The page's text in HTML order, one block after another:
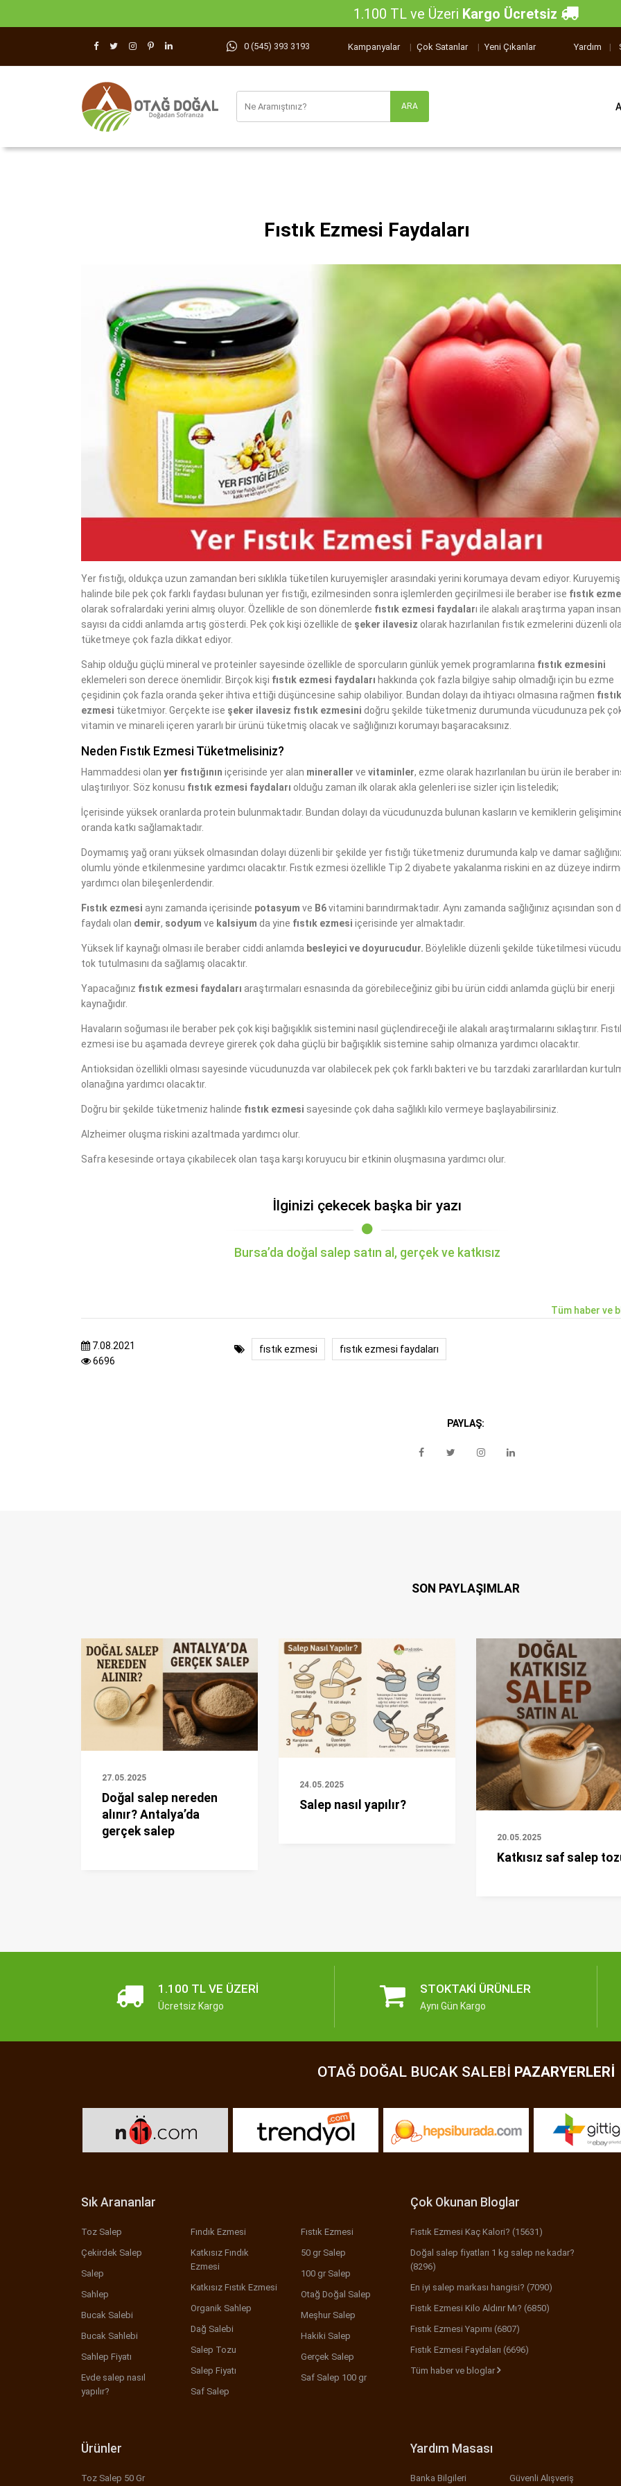
1.100 TL ve Üzeri Kargo Ücretsiz
0 (545) 393 3193 Kampanyalar | Çok Satanlar | Yeni Çıkanlar Yardım |
Fıstık Ezmesi Faydaları
Yer fıstığı, oldukça uzun zamandan beri sıklıkla tüketilen kuruyemişler arasındaki yerini korumaya devam ediyor. Kuruyemiş
halinde bile pek çok farklı faydası bulunan yer fıstığı, ezilmesinden sonra işlemlerden geçirilmesi ile beraber ise fıstık
olarak sofralardaki yerini almış oluyor. Özellikle de son dönemlerde fıstık ezmesi faydaları ile alakalı araştırma yapan
sayısı da ciddi anlamda artış gösterdi. Pek çok kişi özellikle de şeker ilavesiz olarak hazırlanılan fıstık ezmelerini düzenli
tüketmeye çok fazla dikkat ediyor.
Sahip olduğu güçlü mineral ve proteinler sayesinde özellikle de sporcuların günlük yemek programlarına fıstık ezmesini
eklemeleri son derece önemlidir. Birçok kişi fıstık ezmesi faydaları hakkında çok fazla bilgiye sahip olmadığı için bu ezme
çeşidinin çok fazla oranda şeker ihtiva ettiği düşüncesine sahip olabiliyor. Bundan dolayı da ihtiyacı olmasına rağmen fıstık
ezmesi tüketmiyor. Gerçekte ise şeker ilavesiz fıstık ezmesini doğru şekilde tüketmeniz durumunda vücudunuza pek
vitamin ve minareli içeren yararlı bir ürünü tüketmiş olacak ve sağlığınızı korumayı başaracaksınız.
Neden Fıstık Ezmesi Tüketmelisiniz?
Hammaddesi olan yer fıstığının içerisinde yer alan mineraller ve vitaminler, ezme olarak hazırlanılan bu ürün ile beraber
ulaştırılıyor. Söz konusu fıstık ezmesi faydaları olduğu zaman ilk olarak akla gelenleri ise sizler için listeledik;
İçerisinde yüksek oranlarda protein bulunmaktadır. Bundan dolayı da vücudunuzda bulunan kasların ve kemiklerin
oranda katkı sağlamaktadır.
Doymamış yağ oranı yüksek olmasından dolayı düzenli bir şekilde yer fıstığı tüketmeniz durumunda kalp ve damar
olumlu yönde etkilenmesine yardımcı olacaktır. Fıstık ezmesi özellikle Tip 2 diyabete yakalanma riskini en az düzeye
yardımcı olan bileşenlerdendir.
Fıstık ezmesi aynı zamanda içerisinde potasyum ve B6vitamini barındırmaktadır. Aynı zamanda sağlığınız açısından son
faydalı olan demir, sodyum ve kalsiyum da yine fıstık ezmesi içerisinde yer almaktadır.
Yüksek lif kaynağı olması ile beraber ciddi anlamda besleyici ve doyurucudur. Böylelikle düzenli şekilde tüketilmesi
tok tutulmasını da sağlamış olacaktır.
Yapacağınız fıstık ezmesi faydaları araştırmaları esnasında da görebileceğiniz gibi bu ürün ciddi anlamda güçlü bir enerji
kaynağıdır.
Havaların soğuması ile beraber pek çok kişi bağışıklık sistemini nasıl güçlendireceği ile alakalı araştırmalarını sıklaştırır.
ezmesi ise bu aşamada devreye girerek çok daha güçlü bir bağışıklık sistemine sahip olmanıza yardımcı olacaktır.
Antioksidan özellikli olması sayesinde vücudunuzda var olabilecek pek çok farklı bakteri ve bu tarzdaki zararlılardan
olanağına yardımcı olacaktır.
Doğru bir şekilde tüketmeniz halinde fıstık ezmesi sayesinde çok daha sağlıklı kilo vermeye başlayabilirsiniz.
Alzheimer oluşma riskini azaltmada yardımcı olur.
Safra kesesinde ortaya çıkabilecek olan taşa karşı koruyucu bir etkinin oluşmasına yardımcı olur.
İlginizi çekecek başka bir yazı
Bursa’da doğal salep satın al, gerçek ve katkısız
Tüm haber ve
7.08.2021
6696
fıstık ezmesi fıstık ezmesi faydaları
PAYLAŞ:
SON PAYLAŞIMLAR
27.05.2025
Doğal salep nereden
alınır? Antalya’da
gerçek salep
24.05.2025
Salep nasıl yapılır?
20.05.2025
Katkısız saf salep
1.100 TL VE ÜZERI
Ücretsiz Kargo
STOKTAKI ÜRÜNLER
Aynı Gün Kargo
OTAĞ DOĞAL BUCAK SALEBI PAZARYERLERI
Sık Arananlar
Toz Salep
Çekirdek Salep
Salep
Sahlep
Bucak Salebi
Bucak Sahlebi
Sahlep Fiyatı
Evde salep nasıl
yapılır?
Fındık Ezmesi
Katkısız Fındık
Ezmesi
Katkısız Fıstık Ezmesi
Organik Sahlep
Dağ Salebi
Salep Tozu
Salep Fiyatı
Saf Salep
Fıstık Ezmesi
50 gr Salep
100 gr Salep
Otağ Doğal Salep
Meşhur Salep
Hakiki Salep
Gerçek Salep
Saf Salep 100 gr
Çok Okunan Bloglar
Fıstık Ezmesi Kaç Kalori? (15631)
Doğal salep fiyatları 1 kg salep ne kadar?
(8296)
En iyi salep markası hangisi? (7090)
Fıstık Ezmesi Kilo Aldırır Mı? (6850)
Fıstık Ezmesi Yapımı (6807)
Fıstık Ezmesi Faydaları (6696)
Tüm haber ve bloglar
Ürünler
Toz Salep 50 Gr
Yardım Masası
Banka Bilgileri Güvenli Alışveriş